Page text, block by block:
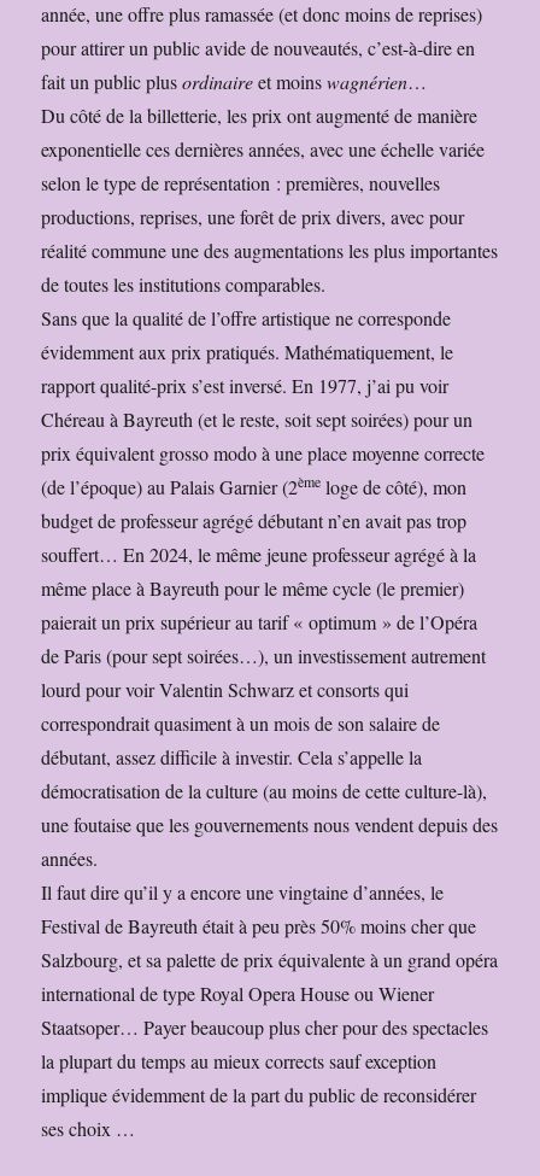
année, une offre plus ramassée (et donc moins de reprises)
pour attirer un public avide de nouveautés, c’est-à-dire en
fait un public plusordinaireet moinswagnérien…
Du côté de la billetterie, les prix ont augmenté de manière
exponentielle ces dernières années, avec une échelle variée
selon le type de représentation : premières, nouvelles
productions, reprises, une forêt de prix divers, avec pour
réalité commune une des augmentations les plus importantes
de toutes les institutions comparables.
Sans que la qualité de l’offre artistique ne corresponde
évidemment aux prix pratiqués. Mathématiquement, le
rapport qualité-prix s’est inversé. En 1977, j’ai pu voir
Chéreau à Bayreuth (et le reste, soit sept soirées) pour un
prix équivalent grosso modo à une place moyenne correcte
(de l’époque) au Palais Garnier (2ème loge de côté), mon
budget de professeur agrégé débutant n’en avait pas trop
souffert… En 2024, le même jeune professeur agrégé à la
même place à Bayreuth pour le même cycle (le premier)
paierait un prix supérieur au tarif « optimum » de l’Opéra
de Paris (pour sept soirées…), un investissement autrement
lourd pour voir Valentin Schwarz et consorts qui
correspondrait quasiment à un mois de son salaire de
débutant, assez difficile à investir. Cela s’appelle la
démocratisation de la culture (au moins de cette culture-là),
une foutaise que les gouvernements nous vendent depuis des
années.
Il faut dire qu’il y a encore une vingtaine d’années, le
Festival de Bayreuth était à peu près 50% moins cher que
Salzbourg, et sa palette de prix équivalente à un grand opéra
international de type Royal Opera House ou Wiener
Staatsoper… Payer beaucoup plus cher pour des spectacles
la plupart du temps au mieux corrects sauf exception
implique évidemment de la part du public de reconsidérer
ses choix …